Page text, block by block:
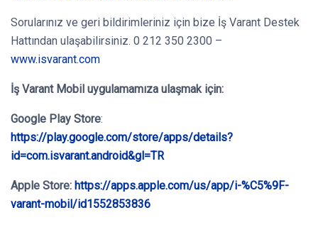
Sorularınız ve geri bildirimleriniz için bize İş Varant Destek
Hattından ulaşabilirsiniz. 0 212 350 2300 –
www.isvarant.com
İş Varant Mobil uygulamamıza ulaşmak için:
Google Play Store:
https://play.google.com/store/apps/details?
id=com.isvarant.android&gl=TR
Apple Store: https://apps.apple.com/us/app/i-%C5%9F-
varant-mobil/id1552853836